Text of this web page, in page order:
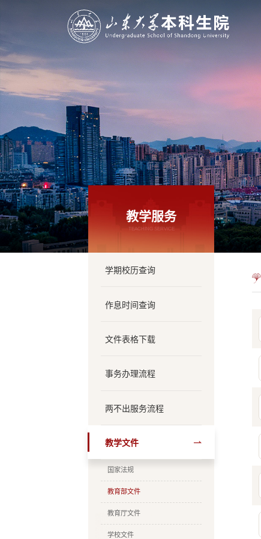
教学服务
TEACHING SERVICE
学期校历查询
作息时间查询
文件表格下载
事务办理流程
两不出服务流程
教学文件
国家法规
教育部文件
教育厅文件
学校文件